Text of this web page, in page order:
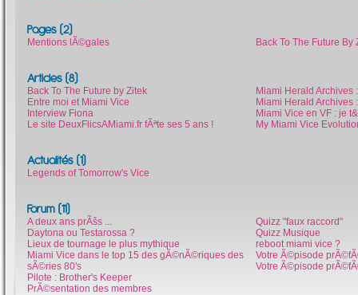
Pages (2)
Mentions lÃ©gales Back To The Future By
Articles (8)
Back To The Future by Zitek
Entre moi et Miami Vice
Interview Fiona
Le site DeuxFlicsAMiami.fr fÃªte ses 5 ans !
Miami Herald Archives
Miami Herald Archives
Miami Vice en VF : je
My Miami Vice
Actualités (1)
Legends of Tomorrow's Vice
Forum (11)
A deux ans prÃšs ...
Daytona ou Testarossa ?
Lieux de tournage le plus mythique
Miami Vice dans le top 15 des gÃ©nÃ©riques des
sÃ©ries 80's
Pilote : Brother's Keeper
PrÃ©sentation des membres
Quizz "faux raccord"
Quizz Musique
reboot miami vice ?
Votre Ã©pisode
Votre Ã©pisode